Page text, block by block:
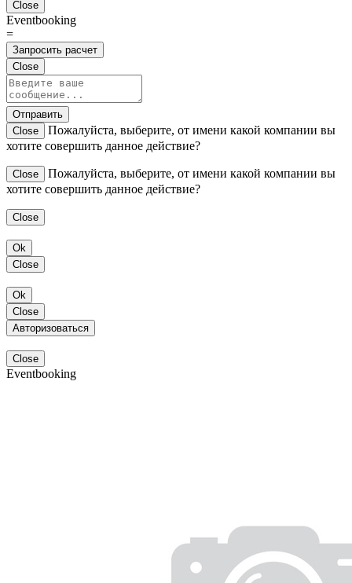
Close
Eventbooking
=
Запросить расчет
Close
Отправить
Close
Пожалуйста, выберите, от имени какой компании вы
хотите совершить данное действие?
Close
Пожалуйста, выберите, от имени какой компании вы
хотите совершить данное действие?
Close
Ok
Close
Ok
Close
Авторизоваться
Close
Eventbooking